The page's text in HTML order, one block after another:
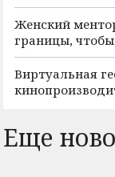
Женский
границы,
Виртуальная
Еще